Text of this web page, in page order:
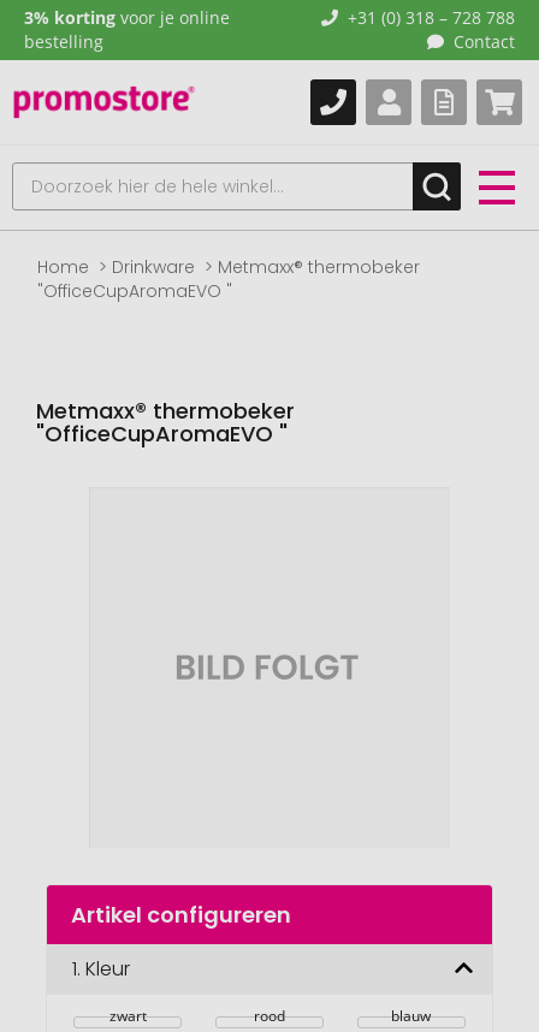
3% korting voor je online
bestelling
+31 (0) 318 – 728 788
Contact
Home Drinkware
Metmaxx® thermobeker
"OfficeCupAromaEVO "
Metmaxx® thermobeker
"OfficeCupAromaEVO "
Naar
begin
afbeeldingengalerij
Artikel configureren
1. Kleur
zwart rood
blauw